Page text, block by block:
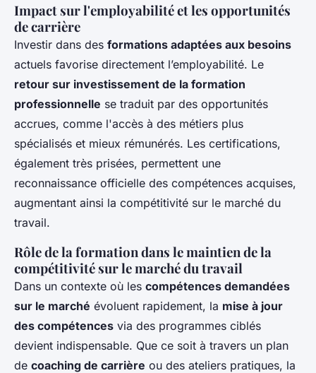
Impact sur l'employabilité et les opportunités
de carrière
Investir dans des formations adaptées aux besoins
actuels favorise directement l’employabilité. Le
retour sur investissement de la formation
professionnelle se traduit par des opportunités
accrues, comme l'accès à des métiers plus
spécialisés et mieux rémunérés. Les certifications,
également très prisées, permettent une
reconnaissance officielle des compétences acquises,
augmentant ainsi la compétitivité sur le marché du
travail.
Rôle de la formation dans le maintien de la
compétitivité sur le marché du travail
Dans un contexte où les compétences demandées
sur le marché évoluent rapidement, la mise à jour
des compétences via des programmes ciblés
devient indispensable. Que ce soit à travers un plan
de coaching de carrière ou des ateliers pratiques, la